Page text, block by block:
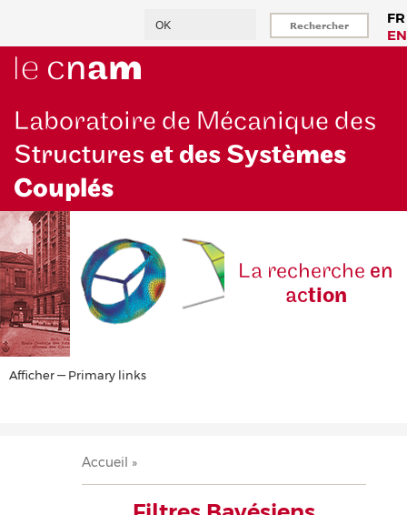
principal
FR
EN
Laboratoire de Mécanique des
Structures et des Systèmes
Couplés
La recherche en
action
Primary
Afficher — Primary links
Fil
d'Ariane
Accueil